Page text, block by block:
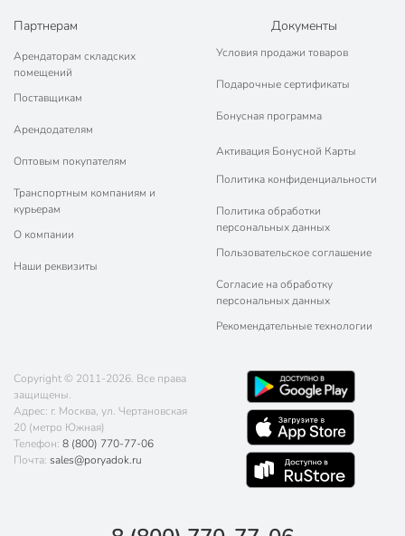
Партнерам
Арендаторам складских
помещений
Поставщикам
Арендодателям
Оптовым покупателям
Транспортным компаниям и
курьерам
О компании
Наши реквизиты
Документы
Условия продажи товаров
Подарочные сертификаты
Бонусная программа
Активация Бонусной Карты
Политика конфиденциальности
Политика обработки
персональных данных
Пользовательское соглашение
Согласие на обработку
персональных данных
Рекомендательные технологии
Copyright © 2011-2026. Все права
защищены.
Адрес: г. Москва, ул. Чертановская
20 (метро Южная)
Телефон: 8 (800) 770-77-06
Почта: sales@poryadok.ru